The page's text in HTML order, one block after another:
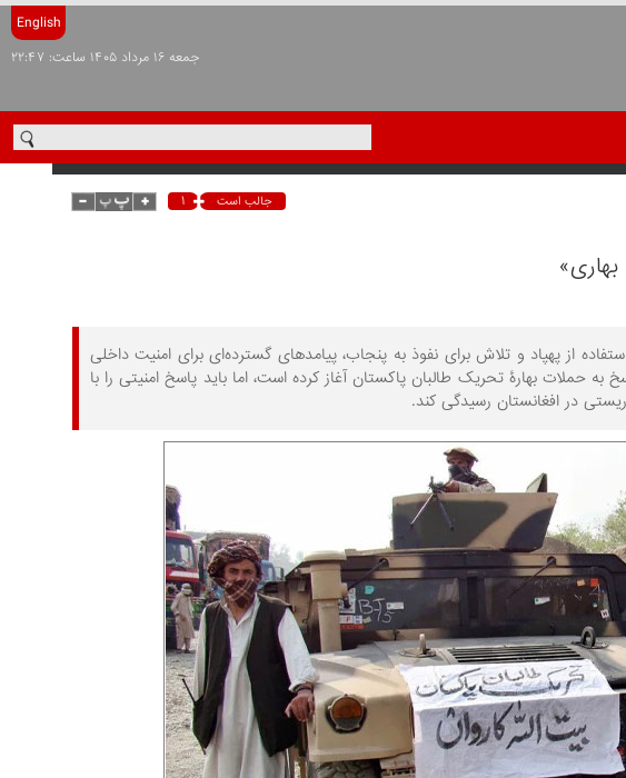
English
جمعه ۱۶ مرداد ۱۴۰۵ ساعت: ۲۲:۴۷
جالب است ۱
از پهپاد و تلاش‌ برای نفوذ به پنجاب، پیامدهای گسترده‌ای برای امنیت داخلی
حملات بهارۀ تحریک طالبان پاکستان آغاز کرده است، اما باید پاسخ امنیتی را با
در افغانستان رسیدگی کند.